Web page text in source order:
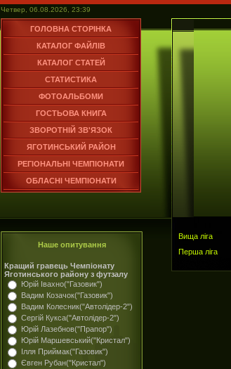
Четвер, 06.08.2026, 23:39
ГОЛОВНА СТОРІНКА
КАТАЛОГ ФАЙЛІВ
КАТАЛОГ СТАТЕЙ
СТАТИСТИКА
ФОТОАЛЬБОМИ
ГОСТЬОВА КНИГА
ЗВОРОТНІЙ ЗВ'ЯЗОК
ЯГОТИНСЬКИЙ РАЙОН
РЕГІОНАЛЬНІ ЧЕМПІОНАТИ
ОБЛАСНІ ЧЕМПІОНАТИ
Наше опитування
Кращий гравець Чемпіонату
Яготинського району з футзалу
Юрій Івахно("Газовик")
Вадим Козачок("Газовик")
Вадим Колесник("Автолідер-2")
Сергій Кукса("Автолідер-2")
Юрій Лазебнов("Прапор")
Юрій Маршевський("Кристал")
Ілля Приймак("Газовик")
Євген Рубан("Кристал")
Вища ліга
Перша ліга